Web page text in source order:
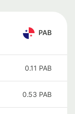
PAB
0.11 PAB
0.53 PAB